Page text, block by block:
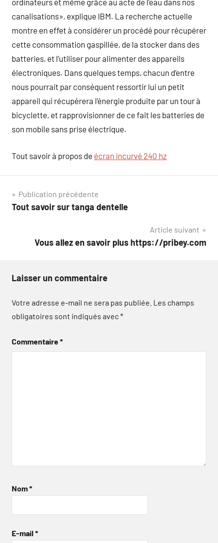
ordinateurs et même grâce au acte de l’eau dans nos
canalisations», explique IBM. La recherche actuelle
montre en effet à considérer un procédé pour récupérer
cette consommation gaspillée, de la stocker dans des
batteries, et l’utiliser pour alimenter des appareils
électroniques. Dans quelques temps, chacun d’entre
nous pourrait par conséquent ressortir lui un petit
appareil qui récupérera l’énergie produite par un tour à
bicyclette, et rapprovisionner de ce fait les batteries de
son mobile sans prise électrique.
Tout savoir à propos de écran incurvé 240 hz
Navigation
de
Publication précédente
Tout savoir sur tanga dentelle
Article suivant
Vous allez en savoir plus https://pribey.com
Laisser un commentaire
Votre adresse e-mail ne sera pas publiée. Les champs
obligatoires sont indiqués avec*
Commentaire*
Nom*
E-mail *